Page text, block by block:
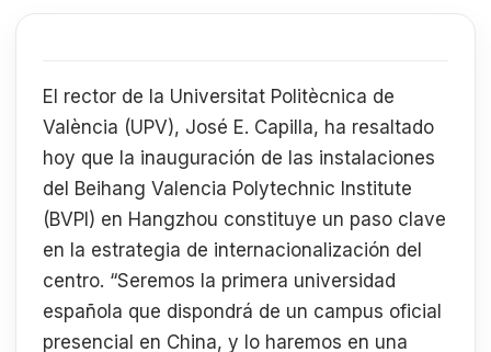
El rector de la Universitat Politècnica de
València (UPV), José E. Capilla, ha resaltado
hoy que la inauguración de las instalaciones
del Beihang Valencia Polytechnic Institute
(BVPI) en Hangzhou constituye un paso clave
en la estrategia de internacionalización del
centro. “Seremos la primera universidad
española que dispondrá de un campus oficial
presencial en China, y lo haremos en una